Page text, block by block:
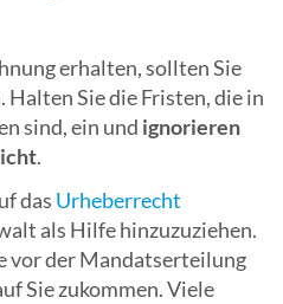
erhalten, sollten Sie
Halten Sie die Fristen, die in
sind, ein und ignorieren
.
das Urheberrecht
als Hilfe hinzuzuziehen.
vor der Mandatserteilung
Sie zukommen. Viele